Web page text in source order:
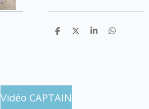
P
P
P
P
Vidéo CAPTAIN